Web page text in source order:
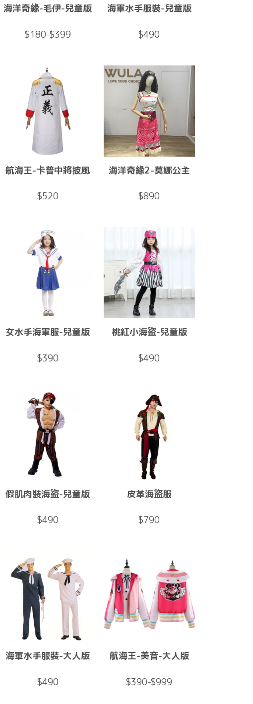
海洋奇緣-毛伊-兒童版
$180-$399
海軍水手服裝-兒童版
$490
航海王-卡普中將披風
$520
海洋奇緣2-莫娜公主
$890
女水手海軍服-兒童版
$390
桃紅小海盜-兒童版
$490
假肌肉裝海盜-兒童版
$490
皮革海盜服
$790
海軍水手服裝-大人版
$490
航海王-美音-大人版
$390-$999